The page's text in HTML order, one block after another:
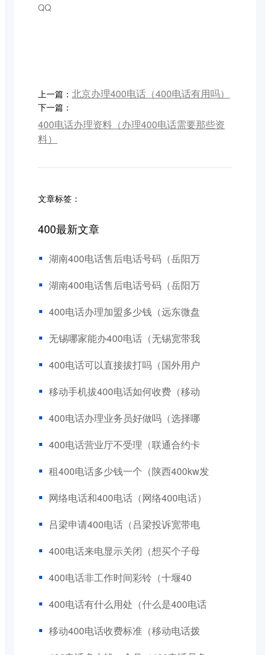
QQ
上一篇：北京办理400电话（400电话有用吗）
下一篇：
400电话办理资料（办理400电话需要那些资
料）
文章标签：
400最新文章
湖南400电话售后电话号码（岳阳万
湖南400电话售后电话号码（岳阳万
400电话办理加盟多少钱（远东微盘
无锡哪家能办400电话（无锡宽带我
400电话可以直接拔打吗（国外用户
移动手机拔400电话如何收费（移动
400电话办理业务员好做吗（选择哪
400电话营业厅不受理（联通合约卡
租400电话多少钱一个（陕西400kw发
网络电话和400电话（网络400电话）
吕梁申请400电话（吕梁投诉宽带电
400电话来电显示关闭（想买个子母
400电话非工作时间彩铃（十堰40
400电话有什么用处（什么是400电话
移动400电话收费标准（移动电话拨